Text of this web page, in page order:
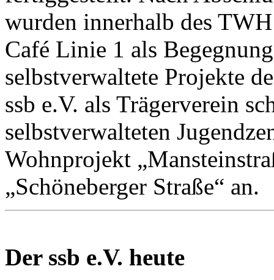
wurden innerhalb des
Café Linie 1 als
selbstverwaltete Projekte
ssb e.V. als Trägerverein
selbstverwalteten
Wohnprojekt
„Schöneberger Straße“ an.
Der ssb e.V. heute